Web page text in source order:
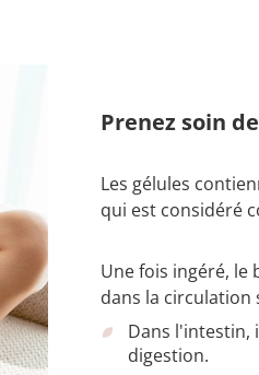
Prenez soin
Les gélules
qui est considéré
Une fois ingéré, le
dans la circulation
Dans l'intestin,
digestion.